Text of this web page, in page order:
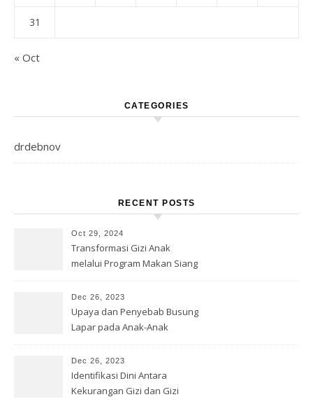
31
« Oct
CATEGORIES
drdebnov
RECENT POSTS
Oct 29, 2024
Transformasi Gizi Anak
melalui Program Makan Siang
Dec 26, 2023
Upaya dan Penyebab Busung
Lapar pada Anak-Anak
Dec 26, 2023
Identifikasi Dini Antara
Kekurangan Gizi dan Gizi